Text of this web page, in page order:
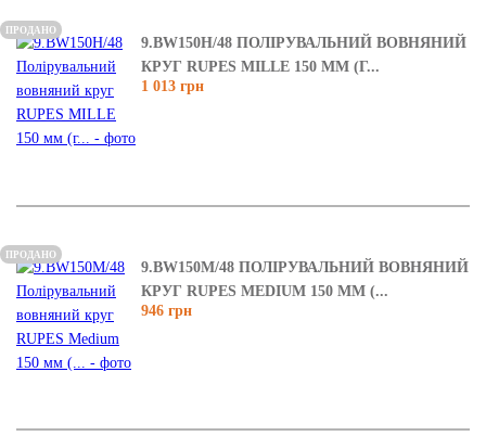
9.BW150H/48 ПОЛІРУВАЛЬНИЙ ВОВНЯНИЙ
КРУГ RUPES MILLE 150 ММ (Г...
1 013 грн
ПРОДАНО
9.BW150M/48 ПОЛІРУВАЛЬНИЙ ВОВНЯНИЙ
КРУГ RUPES MEDIUM 150 ММ (...
946 грн
ПРОДАНО